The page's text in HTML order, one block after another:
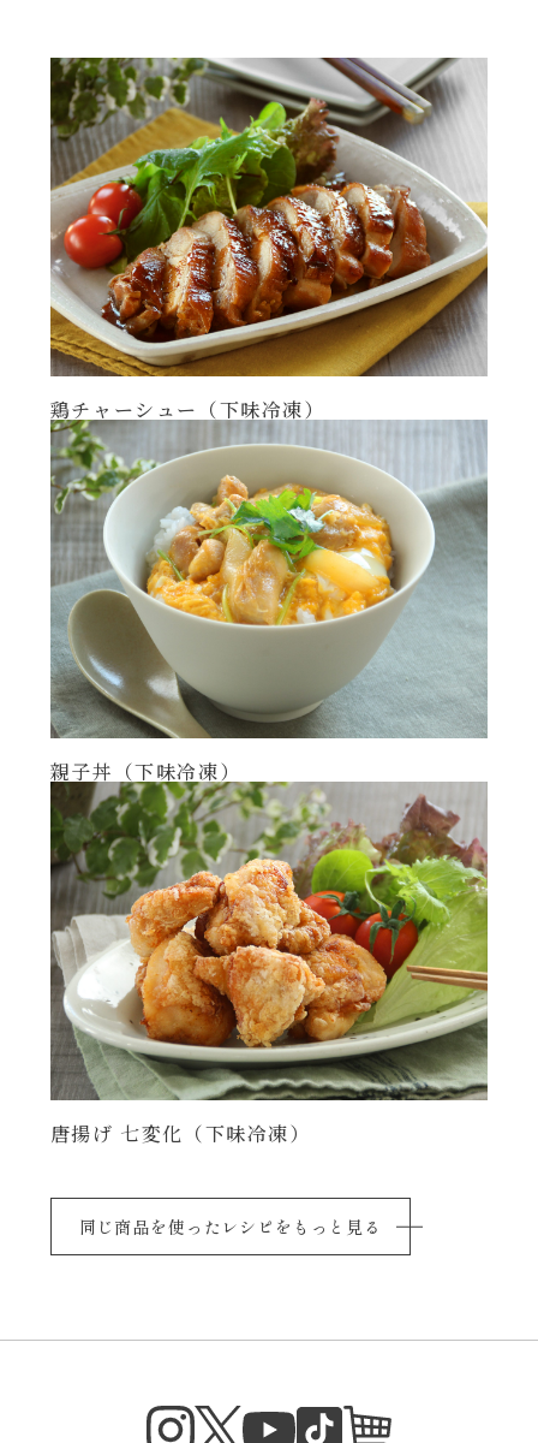
こどもの日
ハロウィン
運動会
クリスマス
年末年始
その他
ハコネーゼ アラビアータ
ハコネーゼ クリーミーボロネーゼ
鶏チャーシュー（下味冷凍）
親子丼（下味冷凍）
唐揚げ 七変化（下味冷凍）
同じ商品を使ったレシピをもっと見る
Instagram
TwitterYouTube
TikTok